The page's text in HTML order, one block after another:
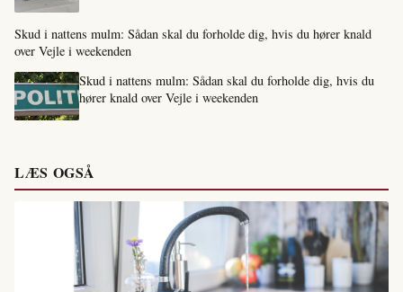
Skud i nattens mulm: Sådan skal du forholde dig, hvis du hører knald
over Vejle i weekenden
Skud i nattens mulm: Sådan skal du forholde dig, hvis du
hører knald over Vejle i weekenden
LÆS OGSÅ